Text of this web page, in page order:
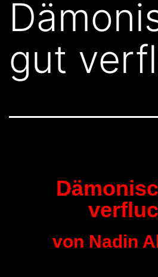
gut
von Nadin